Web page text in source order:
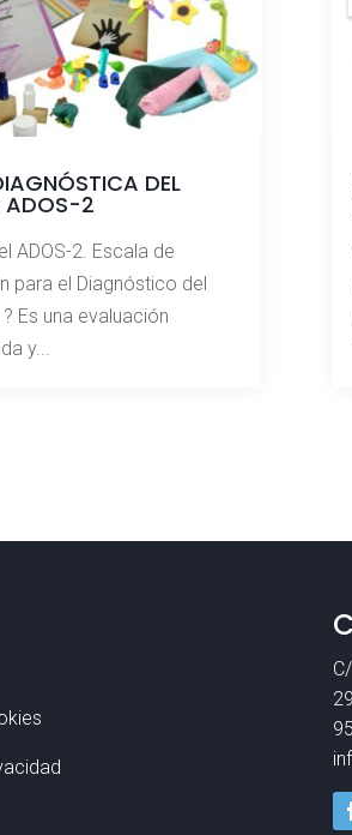
DEL
ADOS-2
ADOS-2. Escala de
para el Diagnóstico del
Es una evaluación
y...